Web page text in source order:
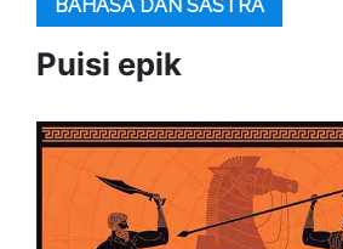
BAHASA DAN SASTRA
Puisi epik